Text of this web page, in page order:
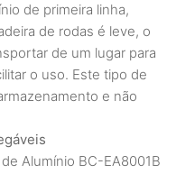
de primeira linha,
de rodas é leve, o
de um lugar para
o uso. Este tipo de
e não
Alumínio BC-EA8001B